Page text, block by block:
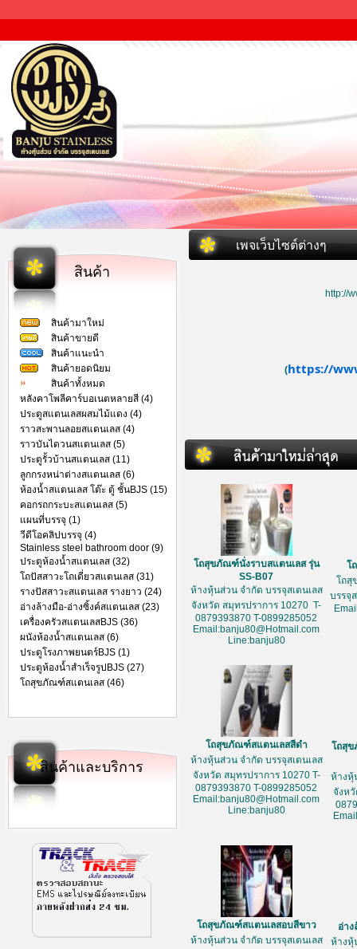
สินค้า
สินค้ามาใหม่
สินค้าขายดี
สินค้าแนะนำ
สินค้ายอดนิยม
สินค้าทั้งหมด
หลังคาโพลีคาร์บอเนตหลายสี (4)
ประตูสแตนเลสผสมไม้แดง (4)
ราวสะพานลอยสแตนเลส (4)
ราวบันไดวนสแตนเลส (5)
ประตูรั้วบ้านสแตนเลส (11)
ลูกกรงหน่าต่างสแตนเลส (6)
ห้องน้ำสแตนเลส โต๊ะ ตู้ ชั้นBJS (15)
คอกรถกระบะสแตนเลส (5)
แผนที่บรรจุ (1)
วีดีโอคลิปบรรจุ (4)
Stainless steel bathroom door (9)
ประตูห้องน้ำสแตนเลส (32)
โถปัสสาวะโถเดี่ยวสแตนเลส (31)
รางปัสสาวะสแตนเลส รางยาว (24)
อ่างล้างมือ-อ่างซิ้งค์สแตนเลส (23)
เครื่องครัวสแตนเลสBJS (36)
ผนังห้องน้ำสแตนเลส (6)
ประตูโรงภาพยนตร์BJS (1)
ประตูห้องน้ำสำเร็จรูปBJS (27)
โถสุขภัณฑ์สแตนเลส (46)
สินค้าและบริการ
เพจเว็บไซต์ต่างๆ
http://
(https://
โถสุขภัณฑ์นั่งราบสแตนเลส รุ่น
SS-B07
ห้างหุ้นส่วน จำกัด บรรจุสเตนเลส
จังหวัด สมุทรปราการ 10270 T-
0879393870 T-0899285052
Email:banju80@Hotmail.com
Line:banju80
โ
โถสุ
บรรจุ
โถสุขภัณฑ์สแตนเลสสีดำ
ห้างหุ้นส่วน จำกัด บรรจุสเตนเลส
จังหวัด สมุทรปราการ 10270 T-
0879393870 T-0899285052
Email:banju80@Hotmail.com
Line:banju80
โถสุ
ห้างหุ้
จังห
โถสุขภัณฑ์สแตนเลสอบสีขาว
ห้างหุ้นส่วน จำกัด บรรจุสเตนเลส
อ่า
ห้างหุ้